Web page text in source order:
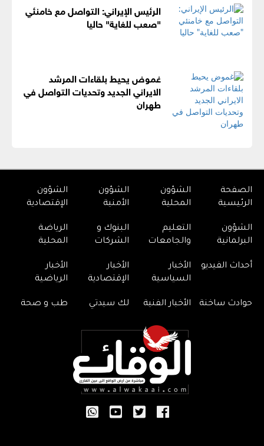
الرئيس الإيراني: التواصل مع خامنئي
"صعب للغاية" حاليا
غموض يحيط بلقاءات المرشد
الايراني الجديد وتحديات التواصل في
طهران
الصفحة
الرئيسية
الشؤون
المحلية
الشؤون
الأمنية
الشؤون
الإقتصادية
الشؤون
البرلمانية
التعليم
والجامعات
البنوك و
الشركات
الرياضة
المحلية
أحداث الفيديو
الأخبار
السياسية
الأخبار
الإقتصادية
الأخبار
الرياضية
حوادث ساخنة الأخبار الفنية لك سيدتي طب و صحة